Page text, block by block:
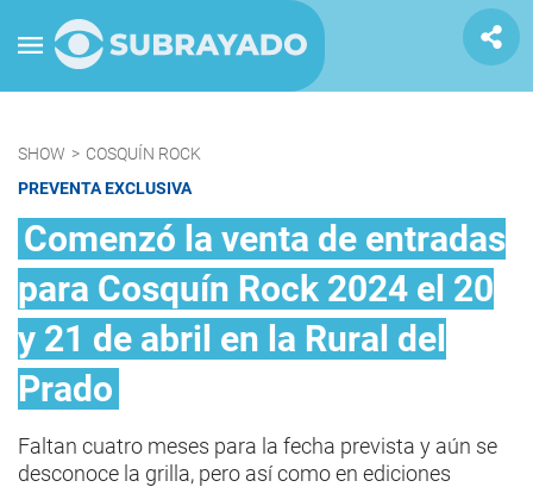
SHOW > COSQUÍN ROCK
PREVENTA EXCLUSIVA
Comenzó la venta de entradas
para Cosquín Rock 2024 el 20
y 21 de abril en la Rural del
Prado
Faltan cuatro meses para la fecha prevista y aún se
desconoce la grilla, pero así como en ediciones